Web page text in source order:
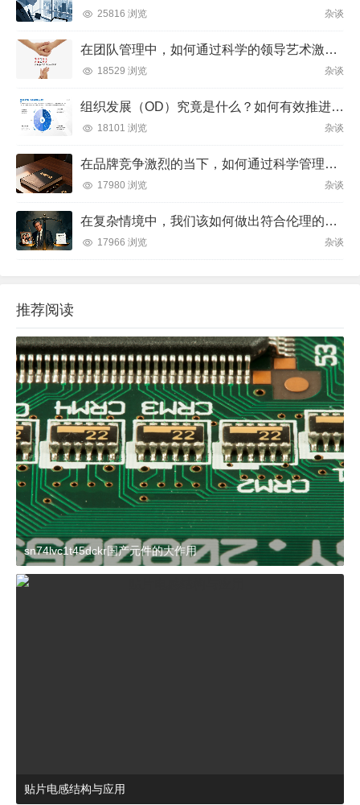
25816 浏览 杂谈
在团队管理中，如何通过科学的领导艺术激发成员潜力并实现目标？
18529 浏览 杂谈
组织发展（OD）究竟是什么？如何有效推进并解决企业管理难题？
18101 浏览 杂谈
在品牌竞争激烈的当下，如何通过科学管理让品牌成为消费者心中不可替代的存在？
17980 浏览 杂谈
在复杂情境中，我们该如何做出符合伦理的决策？
17966 浏览 杂谈
推荐阅读
sn74lvc1t45dckr国产元件的大作用
2024-03-27 15:23:21 杂谈
贴片电感结构与应用